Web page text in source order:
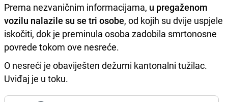
Prema nezvaničnim informacijama, u pregaženom
vozilu nalazile su se tri osobe, od kojih su dvije uspjele
iskočiti, dok je preminula osoba zadobila smrtonosne
povrede tokom ove nesreće.
O nesreći je obaviješten dežurni kantonalni tužilac.
Uviđaj je u toku.